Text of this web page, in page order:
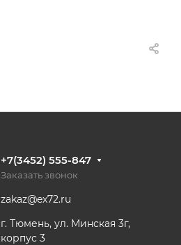
+7(3452) 555-847
Заказать звонок
zakaz@ex72.ru
г. Тюмень, ул. Минская 3г,
корпус 3